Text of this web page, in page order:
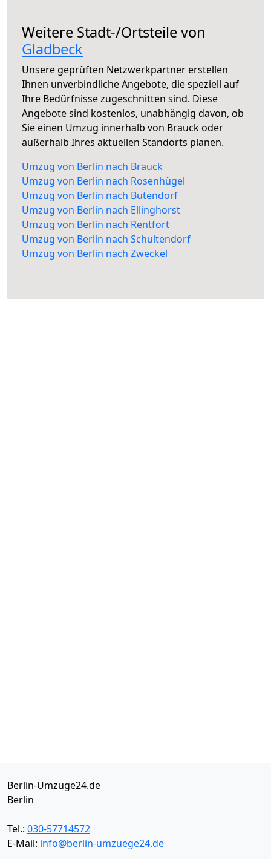
Weitere Stadt-/Ortsteile von
Gladbeck
Unsere geprüften Netzwerkpartner erstellen
Ihnen unverbindliche Angebote, die speziell auf
Ihre Bedürfnisse zugeschnitten sind. Diese
Angebote sind kostenlos, unabhängig davon, ob
Sie einen Umzug innerhalb von Brauck oder
außerhalb Ihres aktuellen Standorts planen.
Umzug von Berlin nach Brauck
Umzug von Berlin nach Rosenhügel
Umzug von Berlin nach Butendorf
Umzug von Berlin nach Ellinghorst
Umzug von Berlin nach Rentfort
Umzug von Berlin nach Schultendorf
Umzug von Berlin nach Zweckel
Berlin-Umzüge24.de
Berlin
Tel.: 030-57714572
E-Mail: info@berlin-umzuege24.de